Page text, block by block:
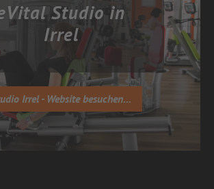
Studio in
Irrel
Irrel - Website besuchen...